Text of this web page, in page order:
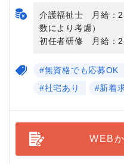
介護福祉士 月給：
数により考慮）
初任者研修 月給：
#無資格でも応募OK
#社宅あり
#新着
WEB